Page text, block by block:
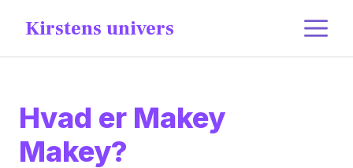
Kirstens univers
Hvad er Makey
Makey?